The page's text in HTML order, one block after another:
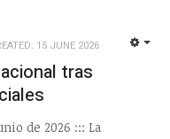
15 JUNE 2026
tras
de 2026 ::: La